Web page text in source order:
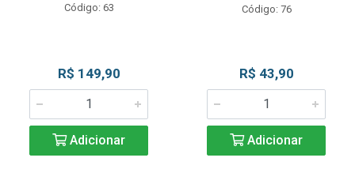
Código: 63
R$ 149,90
Adicionar
Código: 76
R$ 43,90
Adicionar